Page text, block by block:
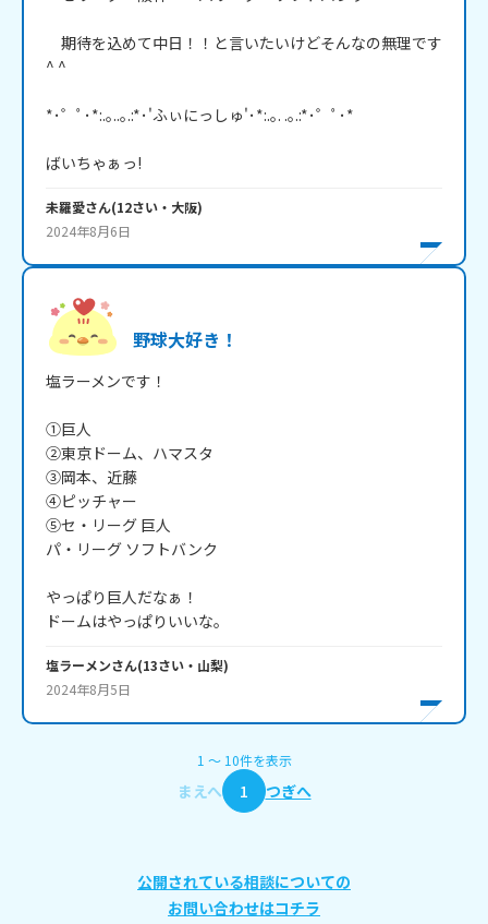
期待を込めて中日！！と言いたいけどそんなの無理です
^ ^
*･゜ﾟ･*:.｡..｡.:*･'ふぃにっしゅ'･*:.｡. .｡.:*･゜ﾟ･*
ばいちゃぁっ!
未羅愛さん(12さい・ 大阪)
2024年8月6日
野球大好き！
塩ラーメンです！
①巨人
②東京ドーム、ハマスタ
③岡本、近藤
④ピッチャー
⑤セ・リーグ 巨人
パ・リーグ ソフトバンク
やっぱり巨人だなぁ！
ドームはやっぱりいいな。
塩ラーメンさん(13さい・ 山梨)
2024年8月5日
1 〜 10件を表示
まえへ 1 つぎへ
公開されている相談についての
お問い合わせはコチラ